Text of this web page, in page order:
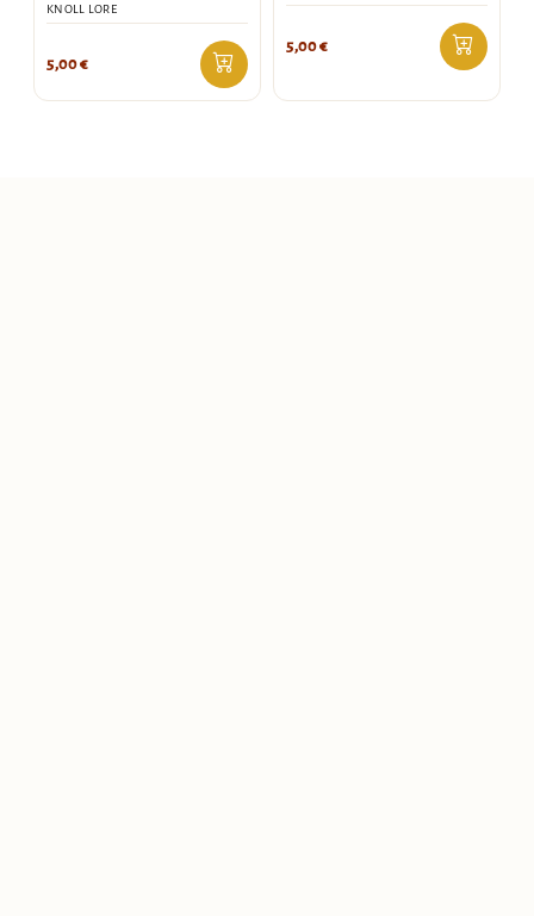
KNOLL LORE
5,00€
5,00€